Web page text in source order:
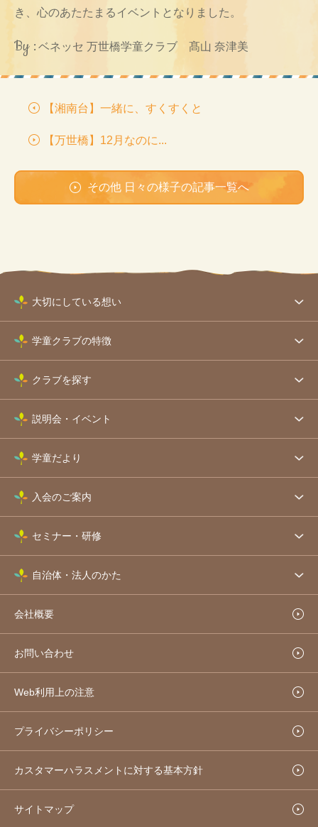
き、心のあたたまるイベントとなりました。
By : ベネッセ 万世橋学童クラブ 髙山 奈津美
【湘南台】一緒に、すくすくと
【万世橋】12月なのに...
その他 日々の様子の記事一覧へ
大切にしている想い
学童クラブの特徴
クラブを探す
説明会・イベント
学童だより
入会のご案内
セミナー・研修
自治体・法人のかた
会社概要
お問い合わせ
Web利用上の注意
プライバシーポリシー
カスタマーハラスメントに対する基本方針
サイトマップ